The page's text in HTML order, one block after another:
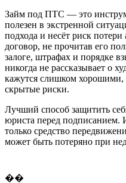
Займ под ПТС — это
полезен в экстренной
подхода и несёт риск
договор, не прочитав его
залоге, штрафах и порядке
никогда не рассказывает о
кажутся слишком хорошими,
скрытые риски.
Лучший способ защитить
юриста перед
только средство
может быть потеряно при
��